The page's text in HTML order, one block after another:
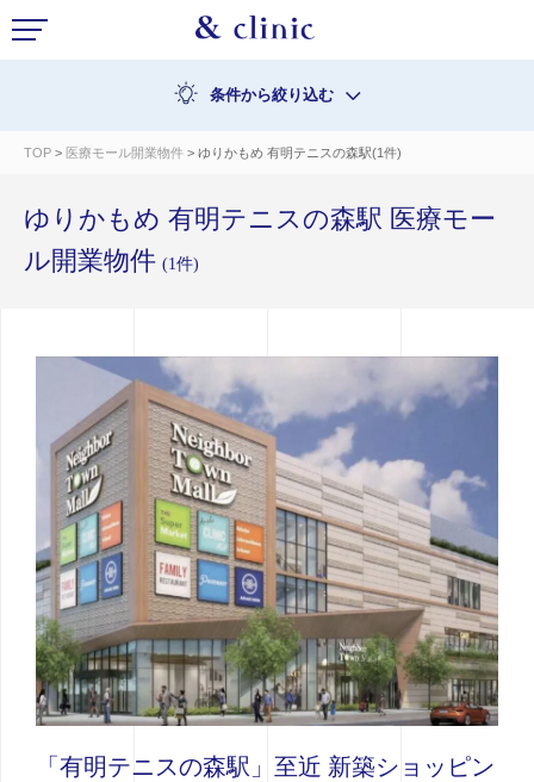
条件から絞り込む
TOP > 医療モール開業物件 > ゆりかもめ 有明テニスの森駅(1件)
ゆりかもめ 有明テニスの森駅 医療モー
ル開業物件 (1件)
「有明テニスの森駅」至近 新築ショッピン